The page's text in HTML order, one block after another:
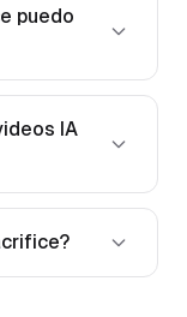
puedo
IA